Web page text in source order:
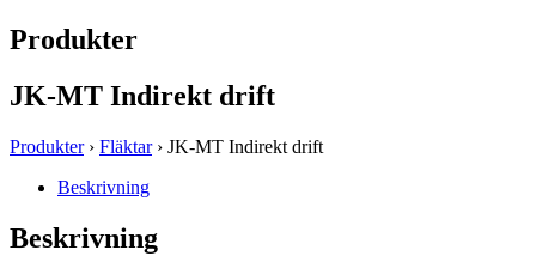
Produkter
JK-MT Indirekt drift
Produkter› Fläktar› JK-MT Indirekt drift
Beskrivning
Beskrivning